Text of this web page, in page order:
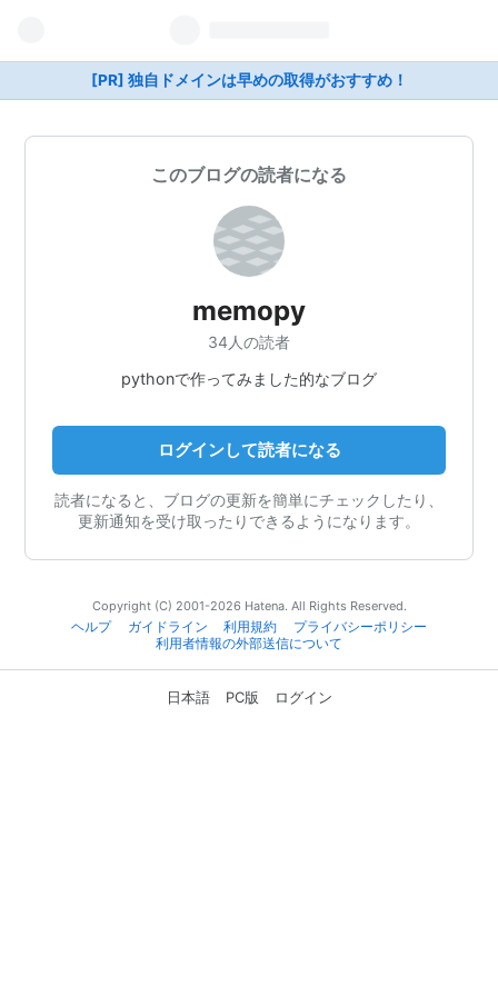
[PR] 独自ドメインは早めの取得がおすすめ！
このブログの読者になる
memopy
34人の読者
pythonで作ってみました的なブログ
ログインして読者になる
読者になると、ブログの更新を簡単にチェックしたり、
更新通知を受け取ったりできるようになります。
Copyright (C) 2001-2026 Hatena. All Rights Reserved.
ヘルプ
ガイドライン 利用規約
プライバシーポリシー
利用者情報の外部送信について
日本語 PC版 ログイン